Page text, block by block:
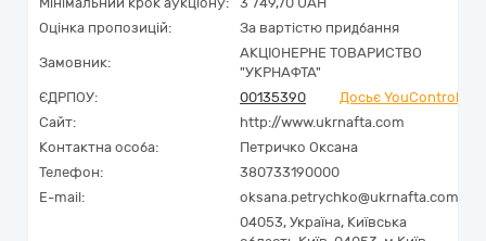
Оцінка пропозицій:
За вартістю придбання
Замовник:
АКЦІОНЕРНЕ ТОВАРИСТВО
"УКPНAФТА"
ЄДРПОУ:
00135390
Досьє YouControl
Сайт:
http://www.ukrnafta.com
Контактна особа:
Петричко Оксана
Телефон:
380733190000
E-mail:
oksana.petrychko@ukrnafta.com
04053, Україна, Київська